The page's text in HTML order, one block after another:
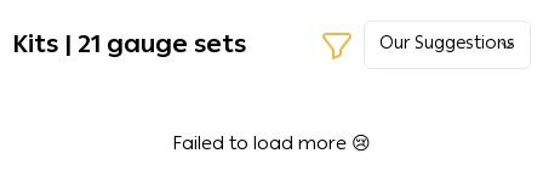
Kits | 21 gauge sets
Failed to load more 😢